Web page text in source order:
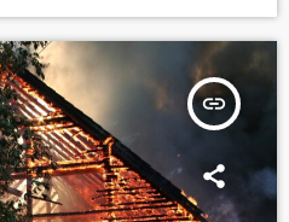
insert_link